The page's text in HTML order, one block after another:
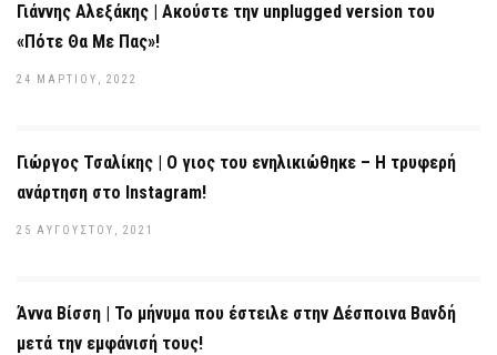
Γιάννης Αλεξάκης | Ακούστε την unplugged version του
«Πότε Θα Με Πας»!
24 ΜΑΡΤΊΟΥ, 2022
Γιώργος Τσαλίκης | Ο γιος του ενηλικιώθηκε – Η τρυφερή
ανάρτηση στο Instagram!
25 ΑΥΓΟΎΣΤΟΥ, 2021
Άννα Βίσση | Το μήνυμα που έστειλε στην Δέσποινα Βανδή
μετά την εμφάνισή τους!